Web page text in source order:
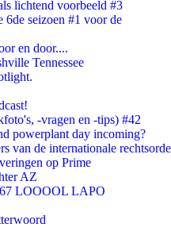
lichtend voorbeeld #3
seizoen #1 voor de
en door....
Tennessee
-vragen en -tips) #42
powerplant day incoming?
van de internationale rechtsorde
op Prime
AZ
LOOOOL LAPO